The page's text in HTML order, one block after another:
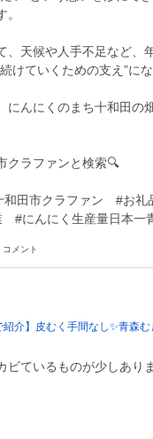
、天候や人手不足など、
けていくための支え”にな
にんにくのまち十和田の
クラファンと検索🔍
田市クラファン #お礼
にんにく生産量日本一
コメント
紹介】皮むく手間なし✨青森
ビているものが少しありま